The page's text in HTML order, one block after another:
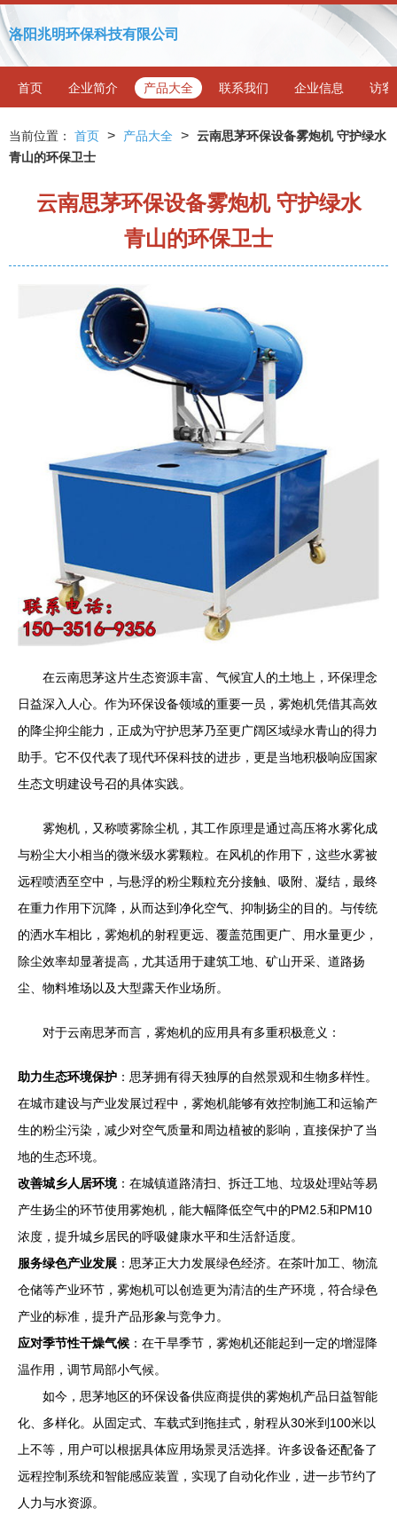
洛阳兆明环保科技有限公司
首页 企业简介 产品大全 联系我们 企业信息 访客
当前位置： 首页 > 产品大全 > 云南思茅环保设备雾炮机 守护绿水
青山的环保卫士
云南思茅环保设备雾炮机 守护绿水
青山的环保卫士
在云南思茅这片生态资源丰富、气候宜人的土地上，环保理念
日益深入人心。作为环保设备领域的重要一员，雾炮机凭借其高效
的降尘抑尘能力，正成为守护思茅乃至更广阔区域绿水青山的得力
助手。它不仅代表了现代环保科技的进步，更是当地积极响应国家
生态文明建设号召的具体实践。
雾炮机，又称喷雾除尘机，其工作原理是通过高压将水雾化成
与粉尘大小相当的微米级水雾颗粒。在风机的作用下，这些水雾被
远程喷洒至空中，与悬浮的粉尘颗粒充分接触、吸附、凝结，最终
在重力作用下沉降，从而达到净化空气、抑制扬尘的目的。与传统
的洒水车相比，雾炮机的射程更远、覆盖范围更广、用水量更少，
除尘效率却显著提高，尤其适用于建筑工地、矿山开采、道路扬
尘、物料堆场以及大型露天作业场所。
对于云南思茅而言，雾炮机的应用具有多重积极意义：
助力生态环境保护 ：思茅拥有得天独厚的自然景观和生物多样性。
在城市建设与产业发展过程中，雾炮机能够有效控制施工和运输产
生的粉尘污染，减少对空气质量和周边植被的影响，直接保护了当
地的生态环境。
改善城乡人居环境：在城镇道路清扫、拆迁工地、垃圾处理站等易
产生扬尘的环节使用雾炮机，能大幅降低空气中的PM2.5和PM10
浓度，提升城乡居民的呼吸健康水平和生活舒适度。
服务绿色产业发展 ：思茅正大力发展绿色经济。在茶叶加工、物流
仓储等产业环节，雾炮机可以创造更为清洁的生产环境，符合绿色
产业的标准，提升产品形象与竞争力。
应对季节性干燥气候 ：在干旱季节，雾炮机还能起到一定的增湿降
温作用，调节局部小气候。
如今，思茅地区的环保设备供应商提供的雾炮机产品日益智能
化、多样化。从固定式、车载式到拖挂式，射程从30米到100米以
上不等，用户可以根据具体应用场景灵活选择。许多设备还配备了
远程控制系统和智能感应装置，实现了自动化作业，进一步节约了
人力与水资源。